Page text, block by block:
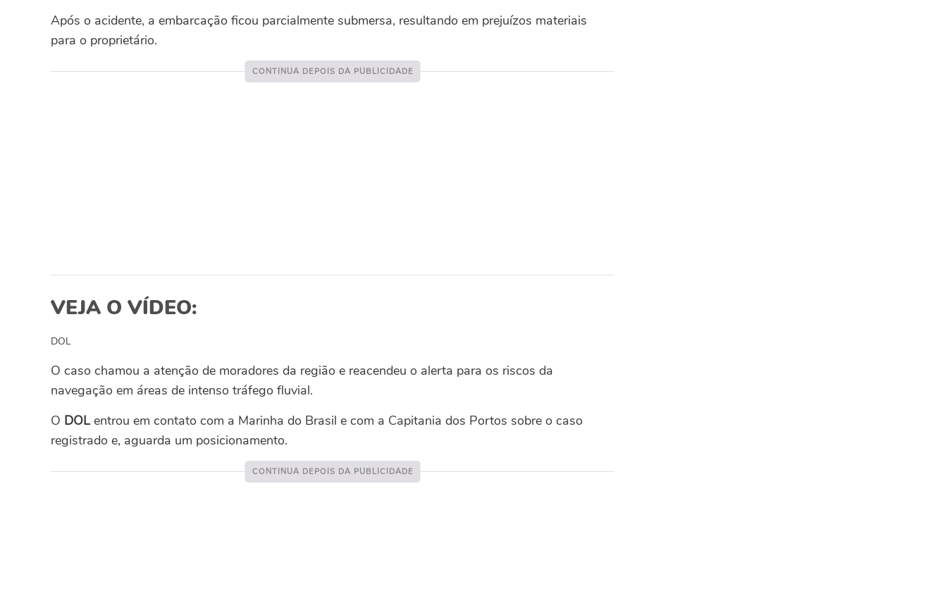
Após o acidente, a embarcação ficou parcialmente submersa, resultando em prejuízos materiais
para o proprietário.
VEJA O VÍDEO:
DOL
O caso chamou a atenção de moradores da região e reacendeu o alerta para os riscos da
navegação em áreas de intenso tráfego fluvial.
O DOLentrou em contato com a Marinha do Brasil e com a Capitania dos Portos sobre o caso
registrado e, aguarda um posicionamento.